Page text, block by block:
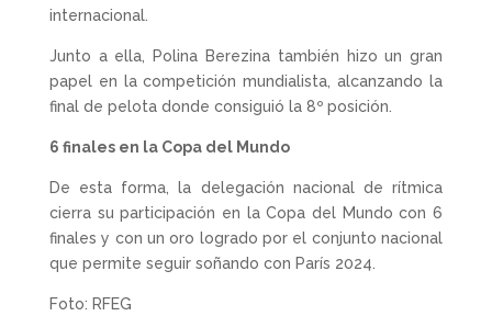
internacional.
Junto a ella, Polina Berezina también hizo un gran
papel en la competición mundialista, alcanzando la
final de pelota donde consiguió la 8º posición.
6 finales en la Copa del Mundo
De esta forma, la delegación nacional de rítmica
cierra su participación en la Copa del Mundo con 6
finales y con un oro logrado por el conjunto nacional
que permite seguir soñando con París 2024.
Foto: RFEG